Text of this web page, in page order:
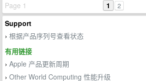
Page 1
1 2
Support
› 根据产品序列号查看状态
有用链接
› Apple 产品更新周期
› Other World Computing 性能升级